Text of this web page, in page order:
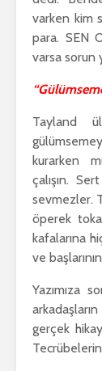
varken kim
para. SEN
varsa sorun
Tayland
kurarken
çalışın.
sevmezler.
öperek
kafalarına
ve
Yazımıza
gerçek